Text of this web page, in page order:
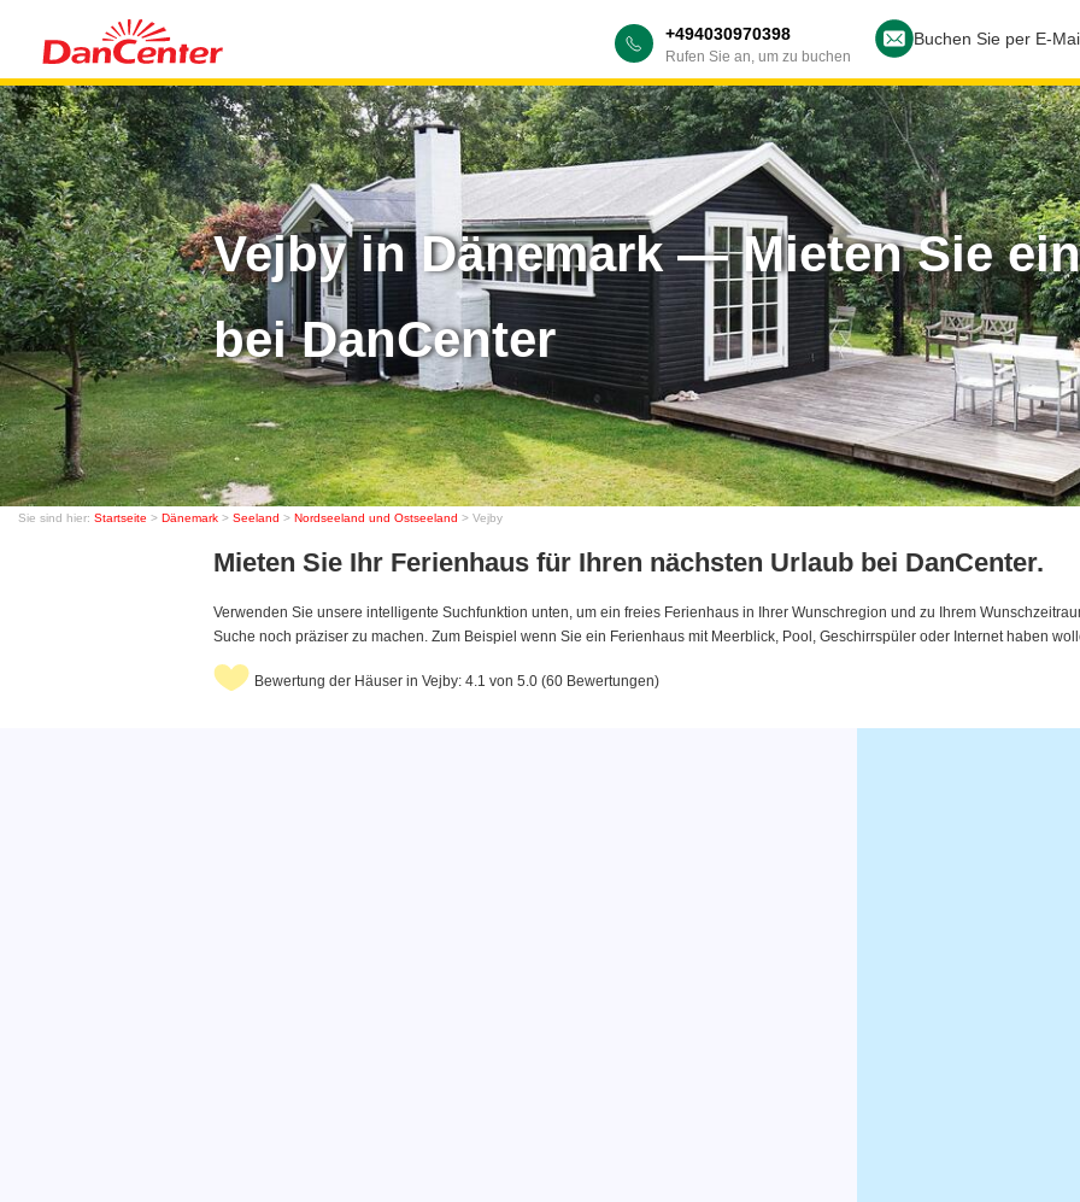
+494030970398
Rufen Sie an, um zu buchen
Buchen Sie per E-
Vejby in Dänemark — Mieten Sie
bei DanCenter
Sie sind hier: Startseite > Dänemark > Seeland > Nordseeland und Ostseeland > Vejby
Mieten Sie Ihr Ferienhaus für Ihren nächsten Urlaub bei DanCenter.
Verwenden Sie unsere intelligente Suchfunktion unten, um ein freies Ferienhaus in Ihrer Wunschregion und zu Ihrem
Suche noch präziser zu machen. Zum Beispiel wenn Sie ein Ferienhaus mit Meerblick, Pool, Geschirrspüler oder Internet haben
Bewertung der Häuser in Vejby: 4.1 von 5.0 (60 Bewertungen)